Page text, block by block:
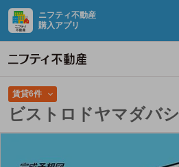
ニフティ不動産
購入アプリ
賃貸6件
ビストロドヤマダバシ